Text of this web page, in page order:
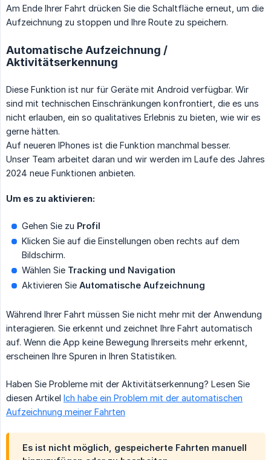
Am Ende Ihrer Fahrt drücken Sie die Schaltfläche erneut, um die
Aufzeichnung zu stoppen und Ihre Route zu speichern.
Automatische Aufzeichnung /
Aktivitätserkennung
Diese Funktion ist nur für Geräte mit Android verfügbar. Wir
sind mit technischen Einschränkungen konfrontiert, die es uns
nicht erlauben, ein so qualitatives Erlebnis zu bieten, wie wir es
gerne hätten.
Auf neueren IPhones ist die Funktion manchmal besser.
Unser Team arbeitet daran und wir werden im Laufe des Jahres
2024 neue Funktionen anbieten.
Um es zu aktivieren:
Gehen Sie zu Profil
Klicken Sie auf die Einstellungen oben rechts auf dem
Bildschirm.
Wählen Sie Tracking und Navigation
Aktivieren Sie Automatische Aufzeichnung
Während Ihrer Fahrt müssen Sie nicht mehr mit der Anwendung
interagieren. Sie erkennt und zeichnet Ihre Fahrt automatisch
auf. Wenn die App keine Bewegung Ihrerseits mehr erkennt,
erscheinen Ihre Spuren in Ihren Statistiken.
Haben Sie Probleme mit der Aktivitätserkennung? Lesen Sie
diesen Artikel Ich habe ein Problem mit der automatischen
Aufzeichnung meiner Fahrten
Es ist nicht möglich, gespeicherte Fahrten manuell